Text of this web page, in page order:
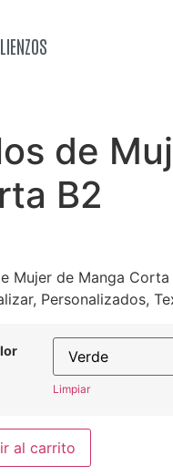
LIENZOS
de
B2
Mujer de Manga
Personalizados,
Limpiar
al carrito